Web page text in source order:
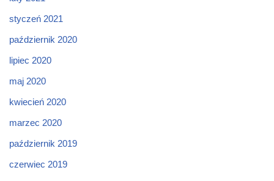
styczeń 2021
październik 2020
lipiec 2020
maj 2020
kwiecień 2020
marzec 2020
październik 2019
czerwiec 2019